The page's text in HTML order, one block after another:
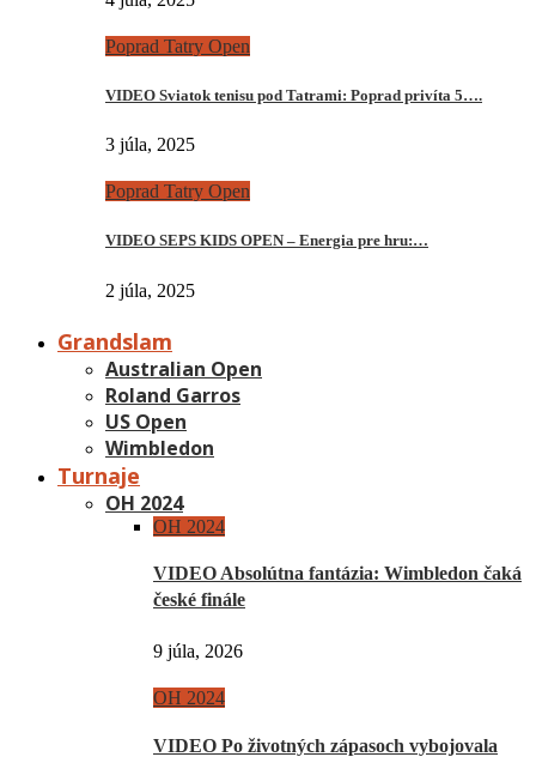
Poprad Tatry Open
VIDEO Sviatok tenisu pod Tatrami: Poprad privíta 5….
3 júla, 2025
Poprad Tatry Open
VIDEO SEPS KIDS OPEN – Energia pre hru:…
2 júla, 2025
Grandslam
Australian Open
Roland Garros
US Open
Wimbledon
Turnaje
OH 2024
OH 2024
VIDEO Absolútna fantázia: Wimbledon čaká
české finále
9 júla, 2026
OH 2024
VIDEO Po životných zápasoch vybojovala